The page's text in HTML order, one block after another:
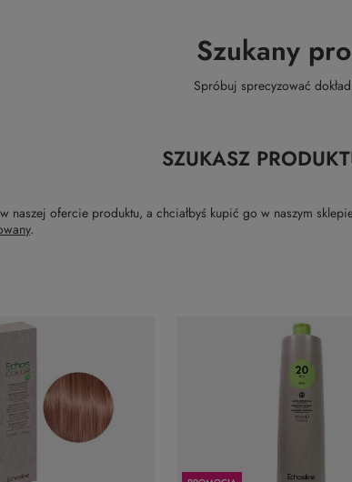
Szukany
Spróbuj sprecyzować
SZUKASZ
w naszej ofercie produktu, a chciałbyś kupić go w naszym
.